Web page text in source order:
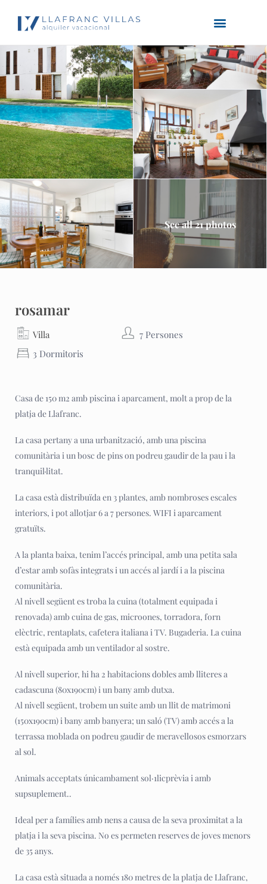
See all 21 photos
rosamar
Villa
7 Persones
3 Dormitoris
Casa de 150 m2 amb piscina i aparcament, molt a prop de la
platja de Llafranc.
La casa pertany a una urbanització, amb una piscina
comunitària i un bosc de pins on podreu gaudir de la pau i la
tranquil·litat.
La casa està distribuïda en 3 plantes, amb nombroses escales
interiors, i pot allotjar 6 a 7 persones. WIFI i aparcament
gratuïts.
A la planta baixa, tenim l’accés principal, amb una petita sala
d’estar amb sofàs integrats i un accés al jardí i a la piscina
comunitària.
Al nivell següent es troba la cuina (totalment equipada i
renovada) amb cuina de gas, microones, torradora, forn
elèctric, rentaplats, cafetera italiana i TV. Bugaderia. La cuina
està equipada amb un ventilador al sostre.
Al nivell superior, hi ha 2 habitacions dobles amb lliteres a
cadascuna (80x190cm) i un bany amb dutxa.
Al nivell següent, trobem un suite amb un llit de matrimoni
(150x190cm) i bany amb banyera; un saló (TV) amb accés a la
terrassa moblada on podreu gaudir de meravellosos esmorzars
al sol.
Animals acceptats únicambament sol·1licprèvia i amb
supsuplement..
Ideal per a famílies amb nens a causa de la seva proximitat a la
platja i la seva piscina. No es permeten reserves de joves menors
de 35 anys.
La casa està situada a només 180 metres de la platja de Llafranc,